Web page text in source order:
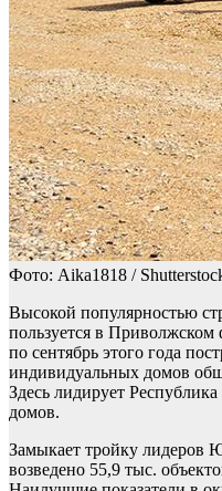
Фото: Aika1818 /
Высокой популярностью
пользуется в Приволжском
по сентябрь этого года
индивидуальных домов
Здесь лидирует
домов.
Замыкает тройку лидеров
возведено 55,9 тыс.